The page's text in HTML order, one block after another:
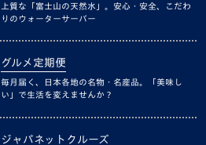
上質な「富士山の天然水」。安心・安全、こだわ
りのウォーターサーバー
グルメ定期便
毎月届く、日本各地の名物・名産品。「美味し
い」で生活を変えませんか？
ジャパネットクルーズ